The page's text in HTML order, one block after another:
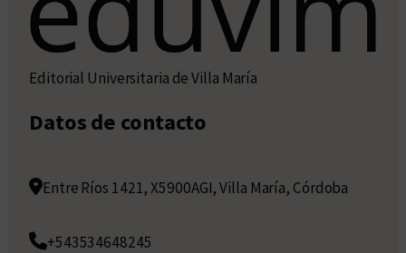
Editorial Universitaria de Villa María
Datos de contacto
Entre Ríos 1421, X5900AGI, Villa María, Córdoba
+543534648245